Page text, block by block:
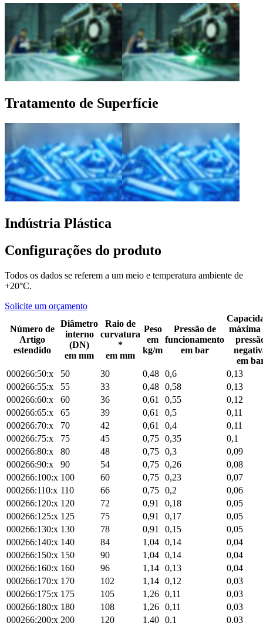
Tratamento de Superfície
Indústria Plástica
Configurações do produto
Todos os dados se referem a um meio e temperatura ambiente de
+20°C.
Solicite um orçamento
Número de
Artigo
estendido
Diâmetro
interno
(DN)
em mm
Raio de
curvatura
*
em mm
Peso
em
kg/m
Pressão de
funcionamento
em bar
máxima
em
000266:50:x
50 30 0,48 0,6
0,13
000266:55:x
55 33 0,48 0,58
0,13
000266:60:x
60 36 0,61 0,55
0,12
000266:65:x
65 39 0,61 0,5
0,11
000266:70:x
70 42 0,61 0,4
0,11
000266:75:x
75 45 0,75 0,35
0,1
000266:80:x
80 48 0,75 0,3
0,09
000266:90:x
90 54 0,75 0,26
0,08
000266:100:x 100 60 0,75 0,23
0,07
000266:110:x 110 66 0,75 0,2
0,06
000266:120:x 120 72 0,91 0,18
0,05
000266:125:x 125 75 0,91 0,17
0,05
000266:130:x 130 78 0,91 0,15
0,05
000266:140:x 140 84 1,04 0,14
0,04
000266:150:x 150 90 1,04 0,14
0,04
000266:160:x 160 96 1,14 0,13
0,04
000266:170:x 170 102 1,14 0,12
0,03
000266:175:x 175 105 1,26 0,11
0,03
000266:180:x 180 108 1,26 0,11
0,03
000266:200:x 200 120 1,40 0,1 0,03